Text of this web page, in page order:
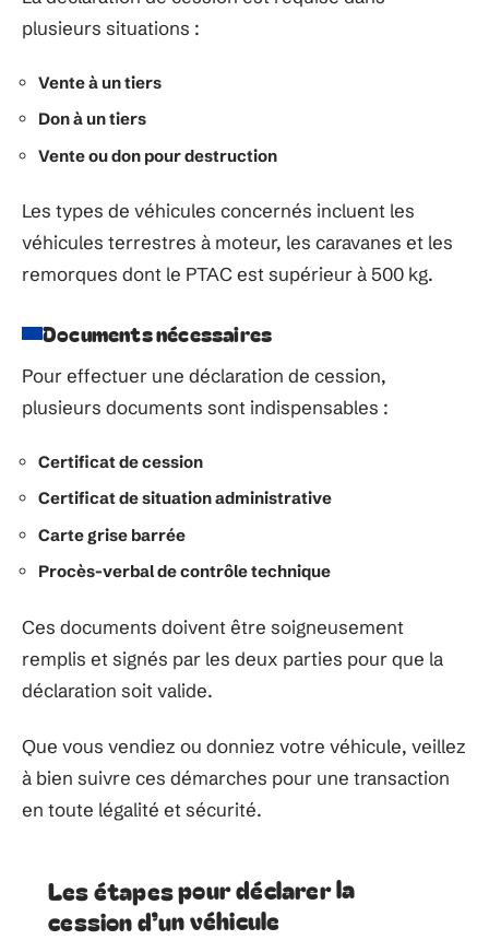
plusieurs situations :
Vente à un tiers
Don à un tiers
Vente ou don pour destruction
Les types de véhicules concernés incluent les
véhicules terrestres à moteur, les caravanes et les
remorques dont le PTAC est supérieur à 500 kg.
Documents nécessaires
Pour effectuer une déclaration de cession,
plusieurs documents sont indispensables :
Certificat de cession
Certificat de situation administrative
Carte grise barrée
Procès-verbal de contrôle technique
Ces documents doivent être soigneusement
remplis et signés par les deux parties pour que la
déclaration soit valide.
Que vous vendiez ou donniez votre véhicule, veillez
à bien suivre ces démarches pour une transaction
en toute légalité et sécurité.
Les étapes pour déclarer la
cession d’un véhicule